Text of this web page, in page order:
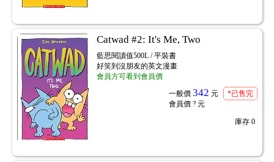
Catwad #2: It's Me, Two
藍思閱讀值500L / 平裝書
好笑到沒朋友的英文漫畫
會員方可看到會員價
一般價 342 元
會員價? 元
*已售完
庫存 0